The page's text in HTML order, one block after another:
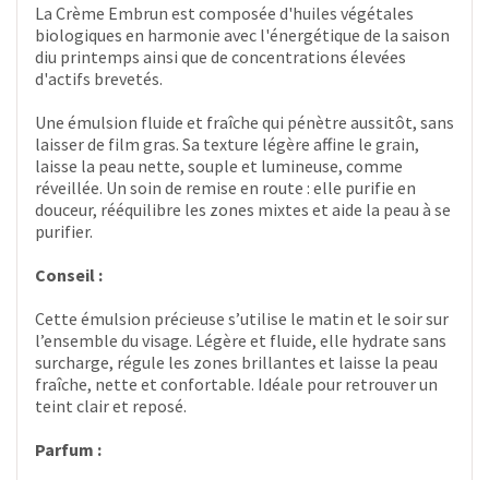
La Crème Embrun est composée d'huiles végétales
biologiques en harmonie avec l'énergétique de la saison
diu printemps ainsi que de concentrations élevées
d'actifs brevetés.
Une émulsion fluide et fraîche qui pénètre aussitôt, sans
laisser de film gras. Sa texture légère affine le grain,
laisse la peau nette, souple et lumineuse, comme
réveillée. Un soin de remise en route : elle purifie en
douceur, rééquilibre les zones mixtes et aide la peau à se
purifier.
Conseil :
Cette émulsion précieuse s’utilise le matin et le soir sur
l’ensemble du visage. Légère et fluide, elle hydrate sans
surcharge, régule les zones brillantes et laisse la peau
fraîche, nette et confortable. Idéale pour retrouver un
teint clair et reposé.
Parfum :